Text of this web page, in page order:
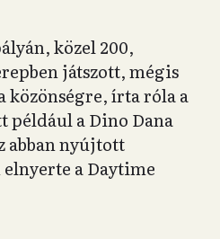
közel 200,
játszott, mégis
közönségre, írta róla a
például a Dino Dana
abban nyújtott
a Daytime